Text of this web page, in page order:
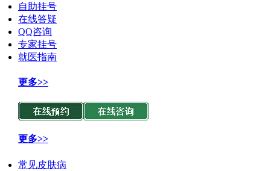
自助挂号
在线答疑
QQ咨询
专家挂号
就医指南
更多>>
更多>>
常见皮肤病